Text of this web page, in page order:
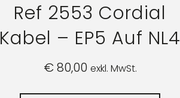
Ref 2553 Cordial
Kabel – EP5 Auf NL4
€80,00 exkl. MwSt.